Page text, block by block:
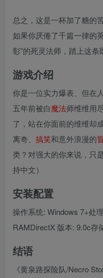
总之，这是一杯加了糖的
如果你厌倦了千篇一律的
彰”的死灵法师，踏上这条
游戏介绍
你是一位实力爆表、但在
五年前被白魔法师维维用
了，站在你面前的维维却
离奇、 搞笑和意外浪漫的
类？对强大的你来说，只
持中文）
安装配置
操作系统: Windows 7+处
RAMDirectX 版本: 9.0c存
结语
《黄泉路探险队/Necro